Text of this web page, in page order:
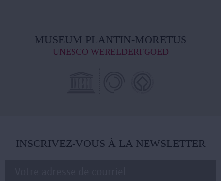
MUSEUM PLANTIN-MORETUS
UNESCO WERELDERFGOED
INSCRIVEZ-VOUS À LA NEWSLETTER